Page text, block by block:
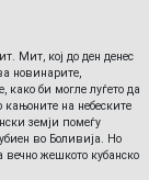
Мит, кој до ден денес
новинарите,
како би могле луѓето да
на небеските
земји помеѓу
во Боливија. Но
жешкото кубанско